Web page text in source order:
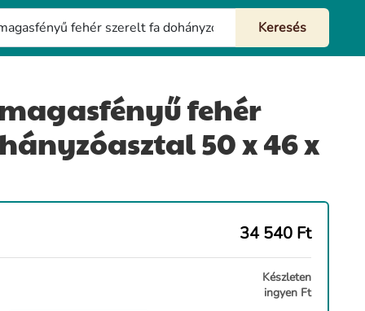
fehér
50 x 46 x
34 540 Ft
Készleten
ingyen Ft